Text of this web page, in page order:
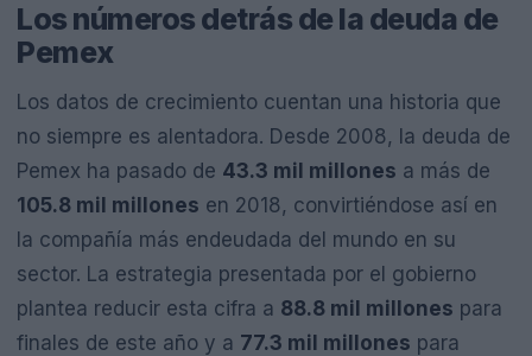
Los números detrás de la deuda de
Pemex
Los datos de crecimiento cuentan una historia que
no siempre es alentadora. Desde 2008, la deuda de
Pemex ha pasado de 43.3 mil millones a más de
105.8 mil millones en 2018, convirtiéndose así en
la compañía más endeudada del mundo en su
sector. La estrategia presentada por el gobierno
plantea reducir esta cifra a 88.8 mil millones para
finales de este año y a 77.3 mil millones para